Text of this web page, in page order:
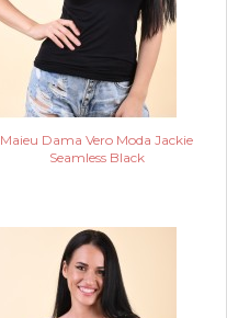
Maieu Dama Vero Moda Jackie
Seamless Black